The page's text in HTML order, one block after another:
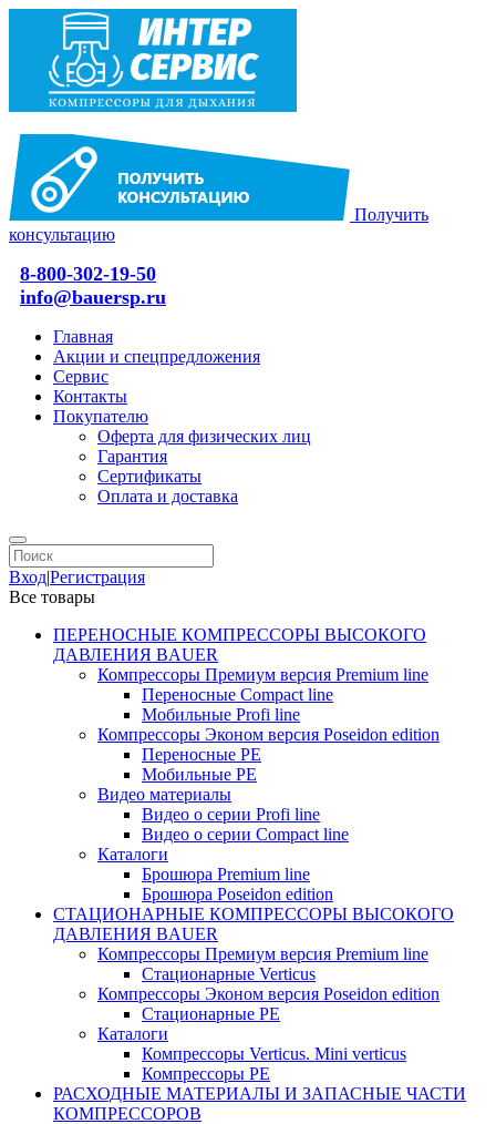
Получить
консультацию
8-800-302-19-50
info@bauersp.ru
Главная
Акции и спецпредложения
Сервис
Контакты
Покупателю
Оферта для физических лиц
Гарантия
Сертификаты
Оплата и доставка
Вход|Регистрация
Все товары
ПЕРЕНОСНЫЕ КОМПРЕССОРЫ ВЫСОКОГО
ДАВЛЕНИЯ BAUER
Компрессоры Премиум версия Premium line
Переносные Compact line
Мобильные Profi line
Компрессоры Эконом версия Poseidon edition
Переносные PE
Мобильные PE
Видео материалы
Видео о серии Profi line
Видео о серии Compact line
Каталоги
Брошюра Premium line
Брошюра Poseidon edition
СТАЦИОНАРНЫЕ КОМПРЕССОРЫ ВЫСОКОГО
ДАВЛЕНИЯ BAUER
Компрессоры Премиум версия Premium line
Стационарные Verticus
Компрессоры Эконом версия Poseidon edition
Стационарные PE
Каталоги
Компрессоры Verticus. Mini verticus
Компрессоры PE
РАСХОДНЫЕ МАТЕРИАЛЫ И ЗАПАСНЫЕ ЧАСТИ
КОМПРЕССОРОВ